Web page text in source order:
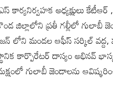
అధ్యక్షులు
జిల్లాలోని ప్రతీ గల్లీలో గులాబీ
లోని మండల ఆఫీస్ సర్కిల్
కార్పొరేటర్ దాస్యం అభినవ్
గులాబీ జెండాలను